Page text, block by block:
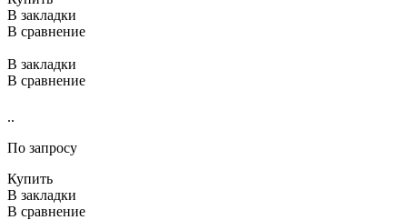
В закладки
В сравнение
В закладки
В сравнение
..
По запросу
Купить
В закладки
В сравнение